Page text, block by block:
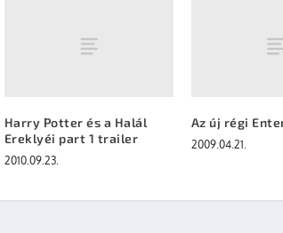
Harry Potter és a Halál
Ereklyéi part 1 trailer
2010.09.23.
Az új régi
2009.04.21.